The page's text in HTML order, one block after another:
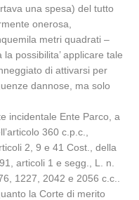
una spesa) del tutto
onerosa,
metri quadrati –
possibilita’ applicare tale
di attivarsi per
dannose, ma solo
incidentale Ente Parco, a
360 c.p.c.,
2, 9 e 41 Cost., della
articoli 1 e segg., L. n.
1227, 2042 e 2056 c.c..
la Corte di merito